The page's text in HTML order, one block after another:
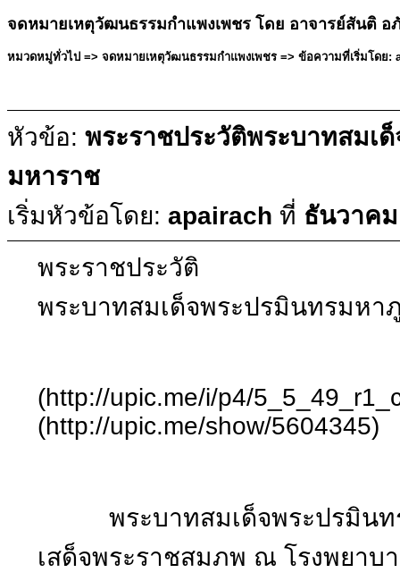
จดหมายเหตุวัฒนธรรมกำแพงเพชร โดย อาจารย์สันติ อ
หมวดหมู่ทั่วไป => จดหมายเหตุวัฒนธรรมกำแพงเพชร => ข้อความที่เริ่มโดย:
หัวข้อ: พระราชประวัติพระบาทสมเ
มหาราช
เริ่มหัวข้อโดย: apairach ที่ ธันวาค
พระราชประวัติ
พระบาทสมเด็จพระปรมินทรมห
(http://upic.me/i/p4/
(http://upic.me/show/5604345)
พระบาทสมเด็จพระปรมินทร
เสด็จพระราชสมภพ ณ โรงพยาบ